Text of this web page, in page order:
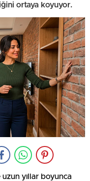
ortaya koyuyor.
yıllar boyunca